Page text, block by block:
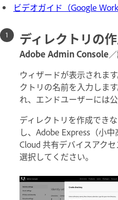
ビデオガイド（Google
ディレクトリの
Adobe Admin Console／
ウィザードが表示されま
クトリの名前を入力しま
れ、エンドユーザーには
ディレクトリを作成でき
し、Adobe Express（小
Cloud 共有デバイスアク
選択してください。